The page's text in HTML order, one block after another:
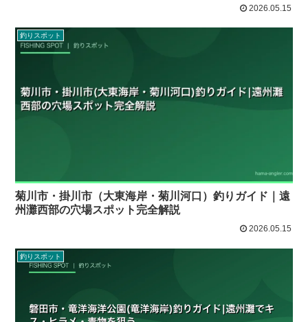
2026.05.15
釣りスポット
菊川市・掛川市（大東海岸・菊川河口）釣りガイド｜遠
州灘西部の穴場スポット完全解説
2026.05.15
釣りスポット